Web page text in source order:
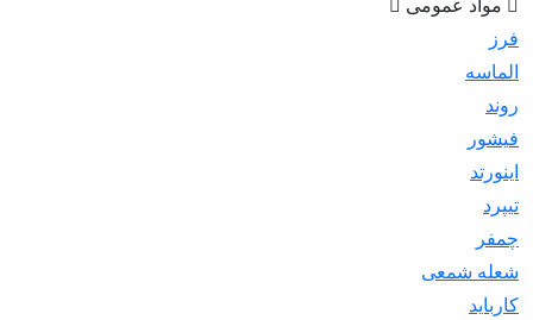
مواد عمومی
فرز
الماسه
روند
فیشور
اینورتد
تیپرد
چمفر
شعله شمعی
کارباید